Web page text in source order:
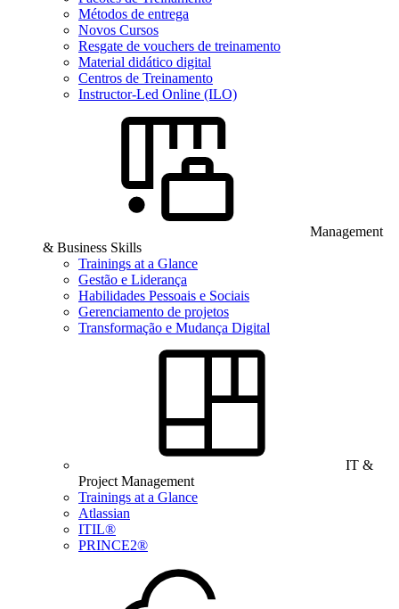
Métodos de entrega
Novos Cursos
Resgate de vouchers de treinamento
Material didático digital
Centros de Treinamento
Instructor-Led Online (ILO)
Management
& Business Skills
Trainings at a Glance
Gestão e Liderança
Habilidades Pessoais e Sociais
Gerenciamento de projetos
Transformação e Mudança Digital
IT &
Project Management
Trainings at a Glance
Atlassian
ITIL®
PRINCE2®